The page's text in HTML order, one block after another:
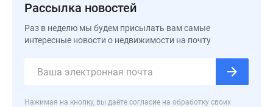
Видео
Субсидированная
Rutube
Рассылка новостей
Раз в неделю мы будем присылать вам самые
интересные новости о недвижимости на почту
Нажимая на кнопку, вы даёте согласие на обработку своих